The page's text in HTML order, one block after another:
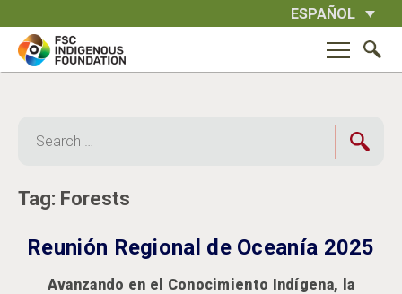
to
content
ESPAÑOL
for:
Tag: Forests
Reunión Regional de Oceanía 2025
Avanzando en el Conocimiento Indígena, la